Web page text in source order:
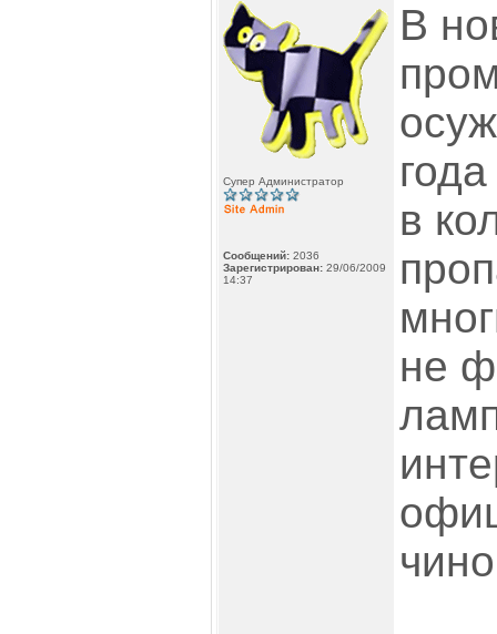
Супер Администратор
Сообщений: 2036
Зарегистрирован: 29/06/2009
14:37
В
в
не